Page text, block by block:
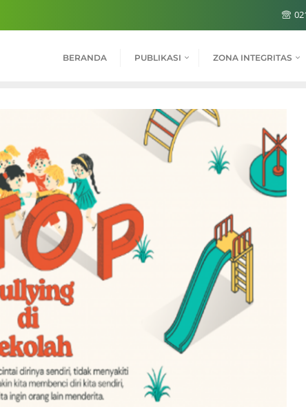
BERANDA PUBLIKASI ZONA INTEGRITAS